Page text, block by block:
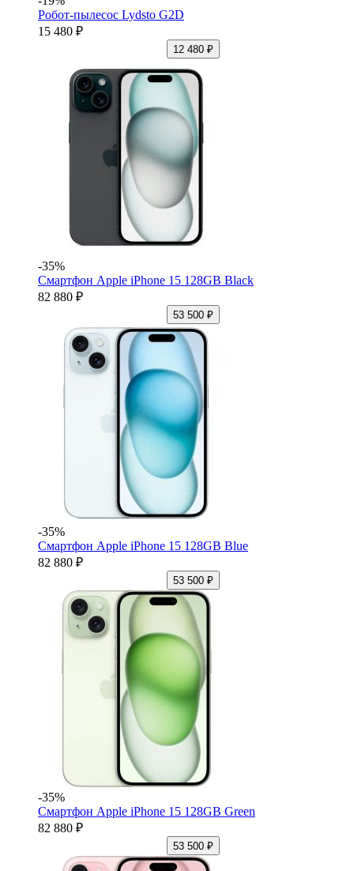
Робот-пылесос Lydsto G2D
15 480 ₽
12 480 ₽
-35%
Смартфон Apple iPhone 15 128GB Black
82 880 ₽
53 500 ₽
-35%
Смартфон Apple iPhone 15 128GB Blue
82 880 ₽
53 500 ₽
-35%
Смартфон Apple iPhone 15 128GB Green
82 880 ₽
53 500 ₽